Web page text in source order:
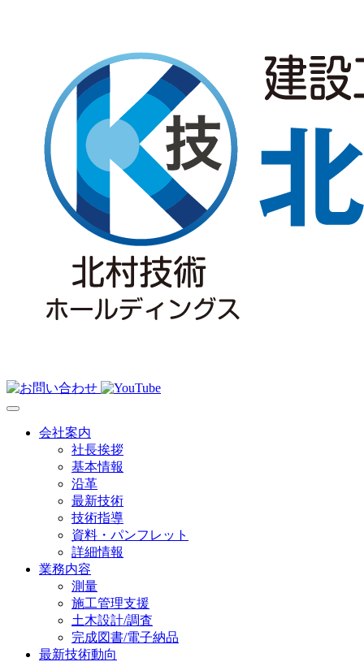
会社案内
社長挨拶
基本情報
沿革
最新技術
技術指導
資料・パンフレット
詳細情報
業務内容
測量
施工管理支援
土木設計/調査
完成図書/電子納品
最新技術動向